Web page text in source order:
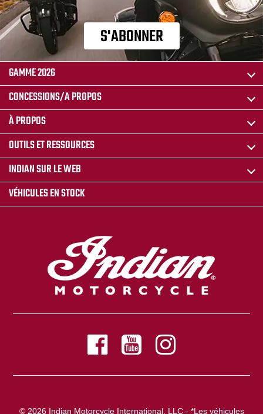
S'ABONNER
GAMME 2026
CONCESSIONS/A PROPOS
À PROPOS
OUTILS ET RESSOURCES
INDIAN SUR LE WEB
VÉHICULES EN STOCK
© 2026 Indian Motorcycle International, LLC - *Les véhicules